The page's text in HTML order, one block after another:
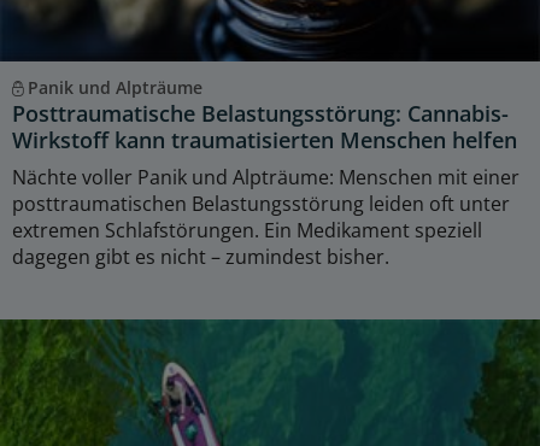
Panik und Alpträume
Posttraumatische Belastungsstörung: Cannabis-
Wirkstoff kann traumatisierten Menschen helfen
Nächte voller Panik und Alpträume: Menschen mit einer
posttraumatischen Belastungsstörung leiden oft unter
extremen Schlafstörungen. Ein Medikament speziell
dagegen gibt es nicht – zumindest bisher.